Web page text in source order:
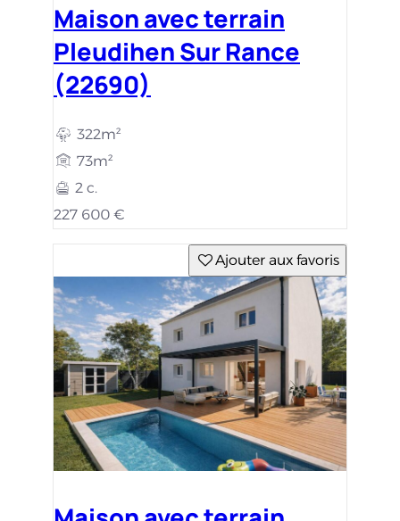
Maison avec terrain
Pleudihen Sur Rance
(22690)
322m²
73m²
2 c.
227 600 €
Ajouter aux favoris